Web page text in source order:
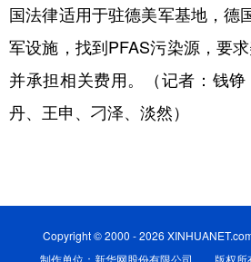
国法律适用于驻德美军基地，德
军设施，找到PFAS污染源，要
并承担相关费用。（记者：钱
丹、王申、刁泽、淡然）
Copyright © 2000 - 2026
制作单位：新华网股份有限公司 版权所